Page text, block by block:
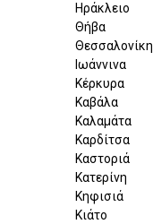
Ηράκλειο
Θήβα
Θεσσαλονίκη
Ιωάννινα
Κέρκυρα
Καβάλα
Καλαμάτα
Καρδίτσα
Καστοριά
Κατερίνη
Κηφισιά
Κιάτο